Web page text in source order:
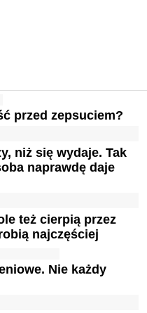
przed zepsuciem?
niż się wydaje. Tak
naprawdę daje
też cierpią przez
najczęściej
Nie każdy